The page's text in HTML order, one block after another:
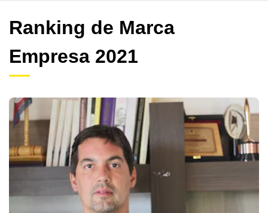
Ranking de Marca
Empresa 2021